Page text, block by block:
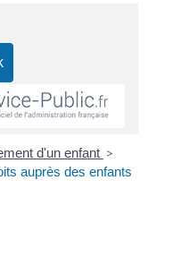
d'un enfant >
auprès des enfants